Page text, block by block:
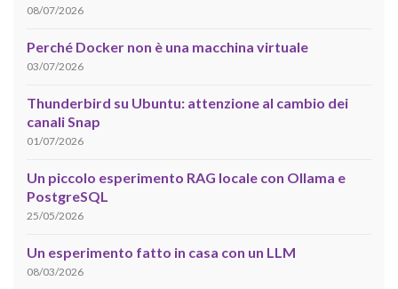
08/07/2026
Perché Docker non è una macchina virtuale
03/07/2026
Thunderbird su Ubuntu: attenzione al cambio dei
canali Snap
01/07/2026
Un piccolo esperimento RAG locale con Ollama e
PostgreSQL
25/05/2026
Un esperimento fatto in casa con un LLM
08/03/2026